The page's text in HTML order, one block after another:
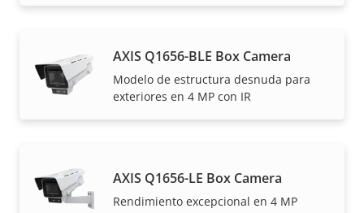
AXIS Q1656-BLE Box Camera
Modelo de estructura desnuda para
exteriores en 4 MP con IR
AXIS Q1656-LE Box Camera
Rendimiento excepcional en 4 MP